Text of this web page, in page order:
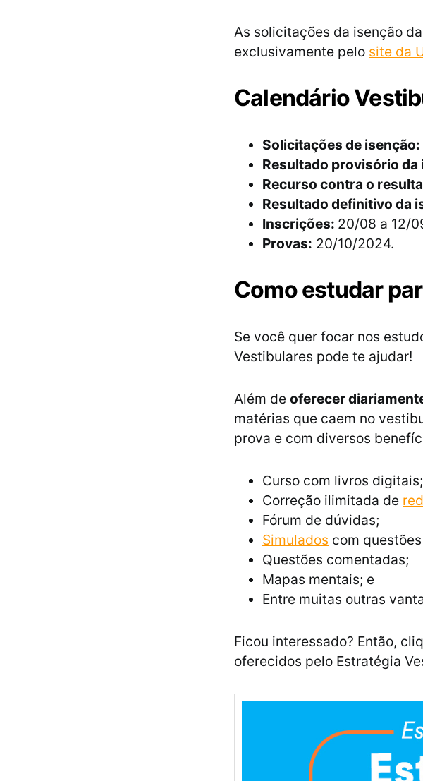
As solicitações da isenção
exclusivamente pelo site da
Calendário
Solicitações de isenção:
Resultado provisório da
Recurso contra o
Resultado definitivo da
Inscrições: 20/08 a 12/
Provas: 20/10/2024.
Como estudar
Se você quer focar nos
Vestibulares pode te ajudar!
Além de oferecer
matérias que caem no
prova e com diversos
Curso com livros digitais;
Correção ilimitada de
Fórum de dúvidas;
Simulados com
Questões comentadas;
Mapas mentais; e
Entre muitas outras
Ficou interessado? Então,
oferecidos pelo Estratégia